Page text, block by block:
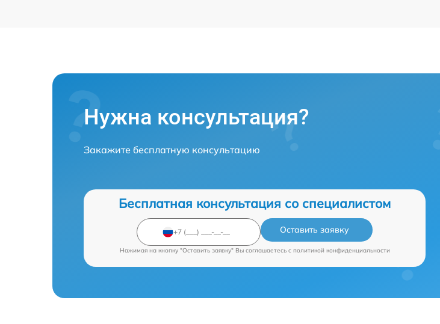
Нужна консультация?
Закажите бесплатную консультацию
Бесплатная консультация со специалистом
Оставить заявку
Нажимая на кнопку "Оставить заявку" Вы соглашаетесь c политикой конфиденциальности